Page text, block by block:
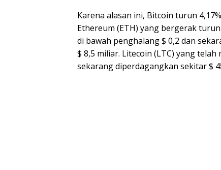
Karena alasan ini, Bitcoin turun
Ethereum (ETH) yang bergerak
di bawah penghalang $ 0,2 dan
$ 8,5 miliar. Litecoin (LTC) yang
sekarang diperdagangkan sekitar $